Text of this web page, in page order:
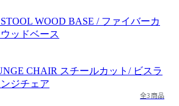
WOOD BASE / ファイバーカ
ッドベース
全3商品